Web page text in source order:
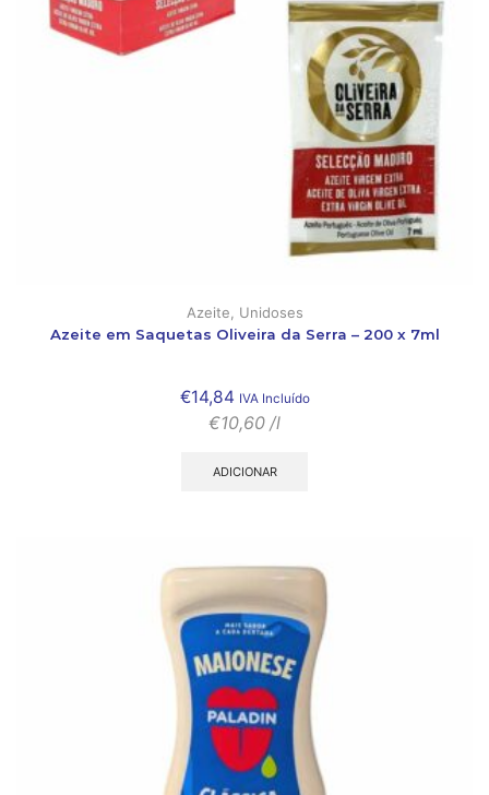
Azeite
Unidoses
Azeite em Saquetas Oliveira da Serra – 200 x 7ml
€14,84 IVA Incluído
€10,60 /l
ADICIONAR